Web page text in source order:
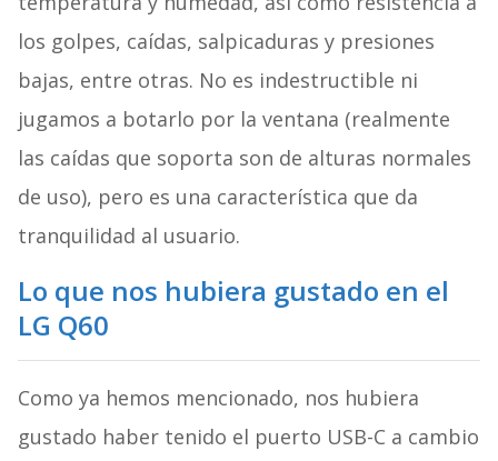
los golpes, caídas, salpicaduras y presiones
bajas, entre otras. No es indestructible ni
jugamos a botarlo por la ventana (realmente
las caídas que soporta son de alturas normales
de uso), pero es una característica que da
tranquilidad al usuario.
Lo que nos hubiera gustado en el
LG Q60
Como ya hemos mencionado, nos hubiera
gustado haber tenido el puerto USB-C a cambio